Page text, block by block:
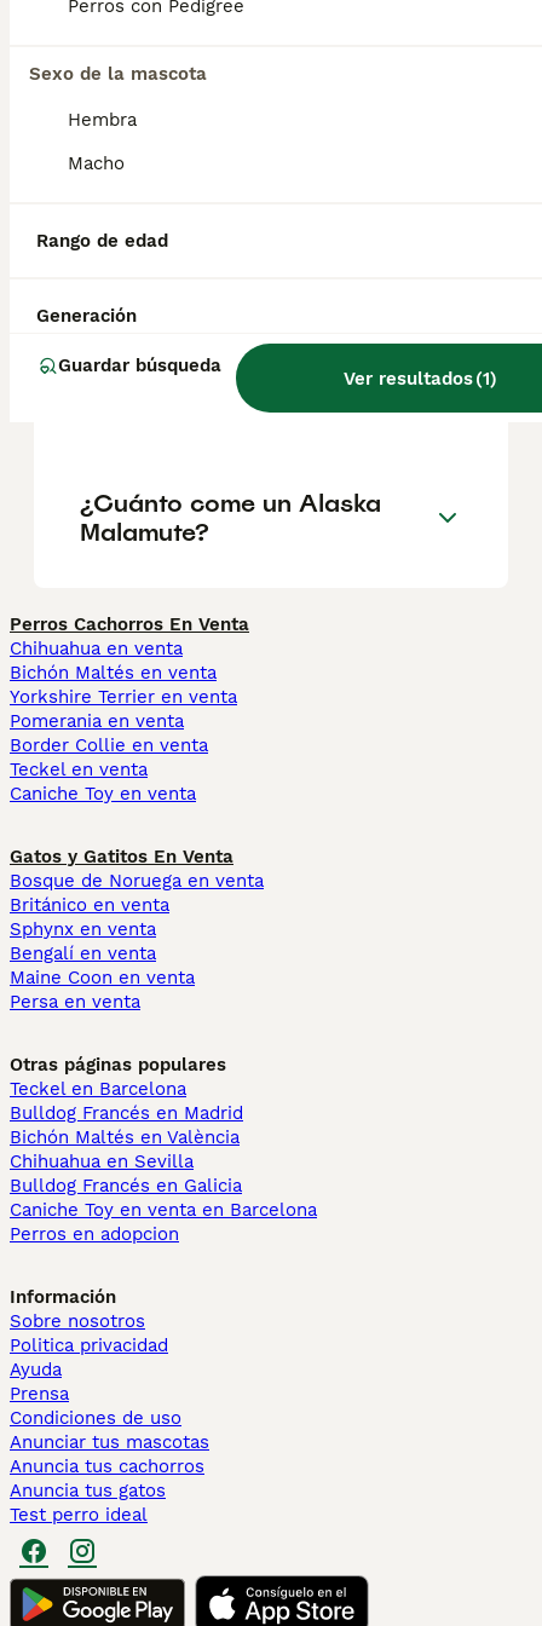
Perros con Pedigree
Sexo de la mascota
Hembra
Macho
Rango de edad
Generación
Guardar búsqueda
Ver resultados(1)
ubicación.
¿Alaskan Malamute es raza
peligrosa?
¿Qué es mejor, Alaska
¿Cuál es la fuerza de
mordida del Alaskan
¿Cuánto come un Alaska
Malamute?
Perros Cachorros En Venta
Chihuahua en venta
Bichón Maltés en venta
Yorkshire Terrier en venta
Pomerania en venta
Border Collie en venta
Teckel en venta
Caniche Toy en venta
Gatos y Gatitos En Venta
Bosque de Noruega en venta
Británico en venta
Sphynx en venta
Bengalí en venta
Maine Coon en venta
Persa en venta
Otras páginas populares
Teckel en Barcelona
Bulldog Francés en Madrid
Bichón Maltés en València
Chihuahua en Sevilla
Bulldog Francés en Galicia
Caniche Toy en venta en Barcelona
Perros en adopcion
Información
Sobre nosotros
Politica privacidad
Ayuda
Prensa
Condiciones de uso
Anunciar tus mascotas
Anuncia tus cachorros
Anuncia tus gatos
Test perro ideal